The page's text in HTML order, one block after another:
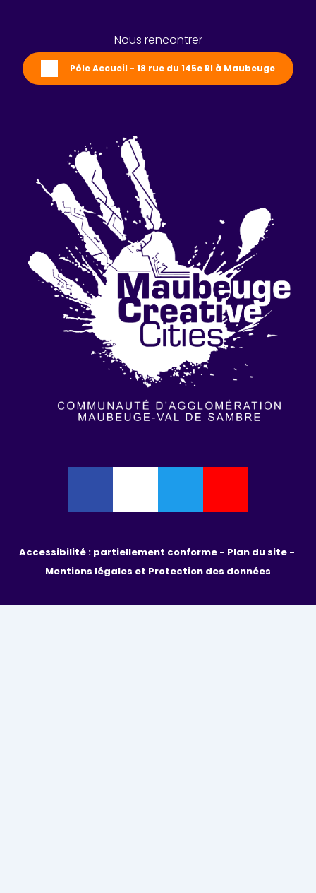
Nous rencontrer
Pôle Accueil - 18 rue du 145e RI à Maubeuge
Accessibilité : partiellement conforme -
Mentions légales et Protection des données